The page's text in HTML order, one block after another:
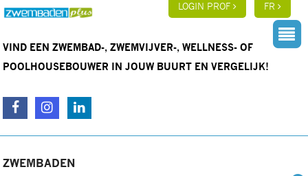
LOGIN PROF FR
VIND EEN ZWEMBAD-, ZWEMVIJVER-, WELLNESS- OF
POOLHOUSEBOUWER IN JOUW BUURT EN VERGELIJK!
ZWEMBADEN